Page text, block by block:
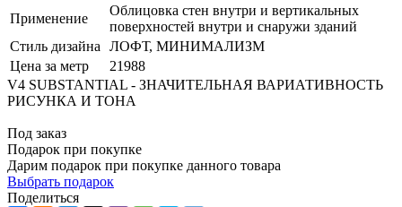
Применение
Облицовка стен внутри и вертикальных
поверхностей внутри и снаружи зданий
Стиль дизайна
ЛОФТ, МИНИМАЛИЗМ
Цена за метр
21988
V4 SUBSTANTIAL - ЗНАЧИТЕЛЬНАЯ ВАРИАТИВНОСТЬ
РИСУНКА И ТОНА
Под заказ
Подарок при покупке
Дарим подарок при покупке данного товара
Выбрать подарок
Поделиться